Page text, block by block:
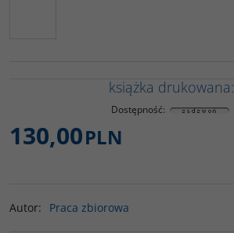
książka drukowana:
Dostępność:
130,00PLN
Autor: Praca zbiorowa